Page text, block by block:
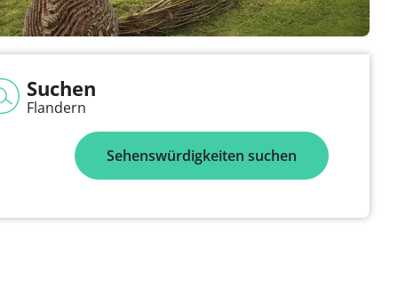
Suchen
Flandern
Sehenswürdigkeiten suchen